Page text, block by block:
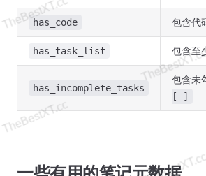
has_code 包含代
has_task_list 包含至
has_incomplete_tasks
包含未
[ ]